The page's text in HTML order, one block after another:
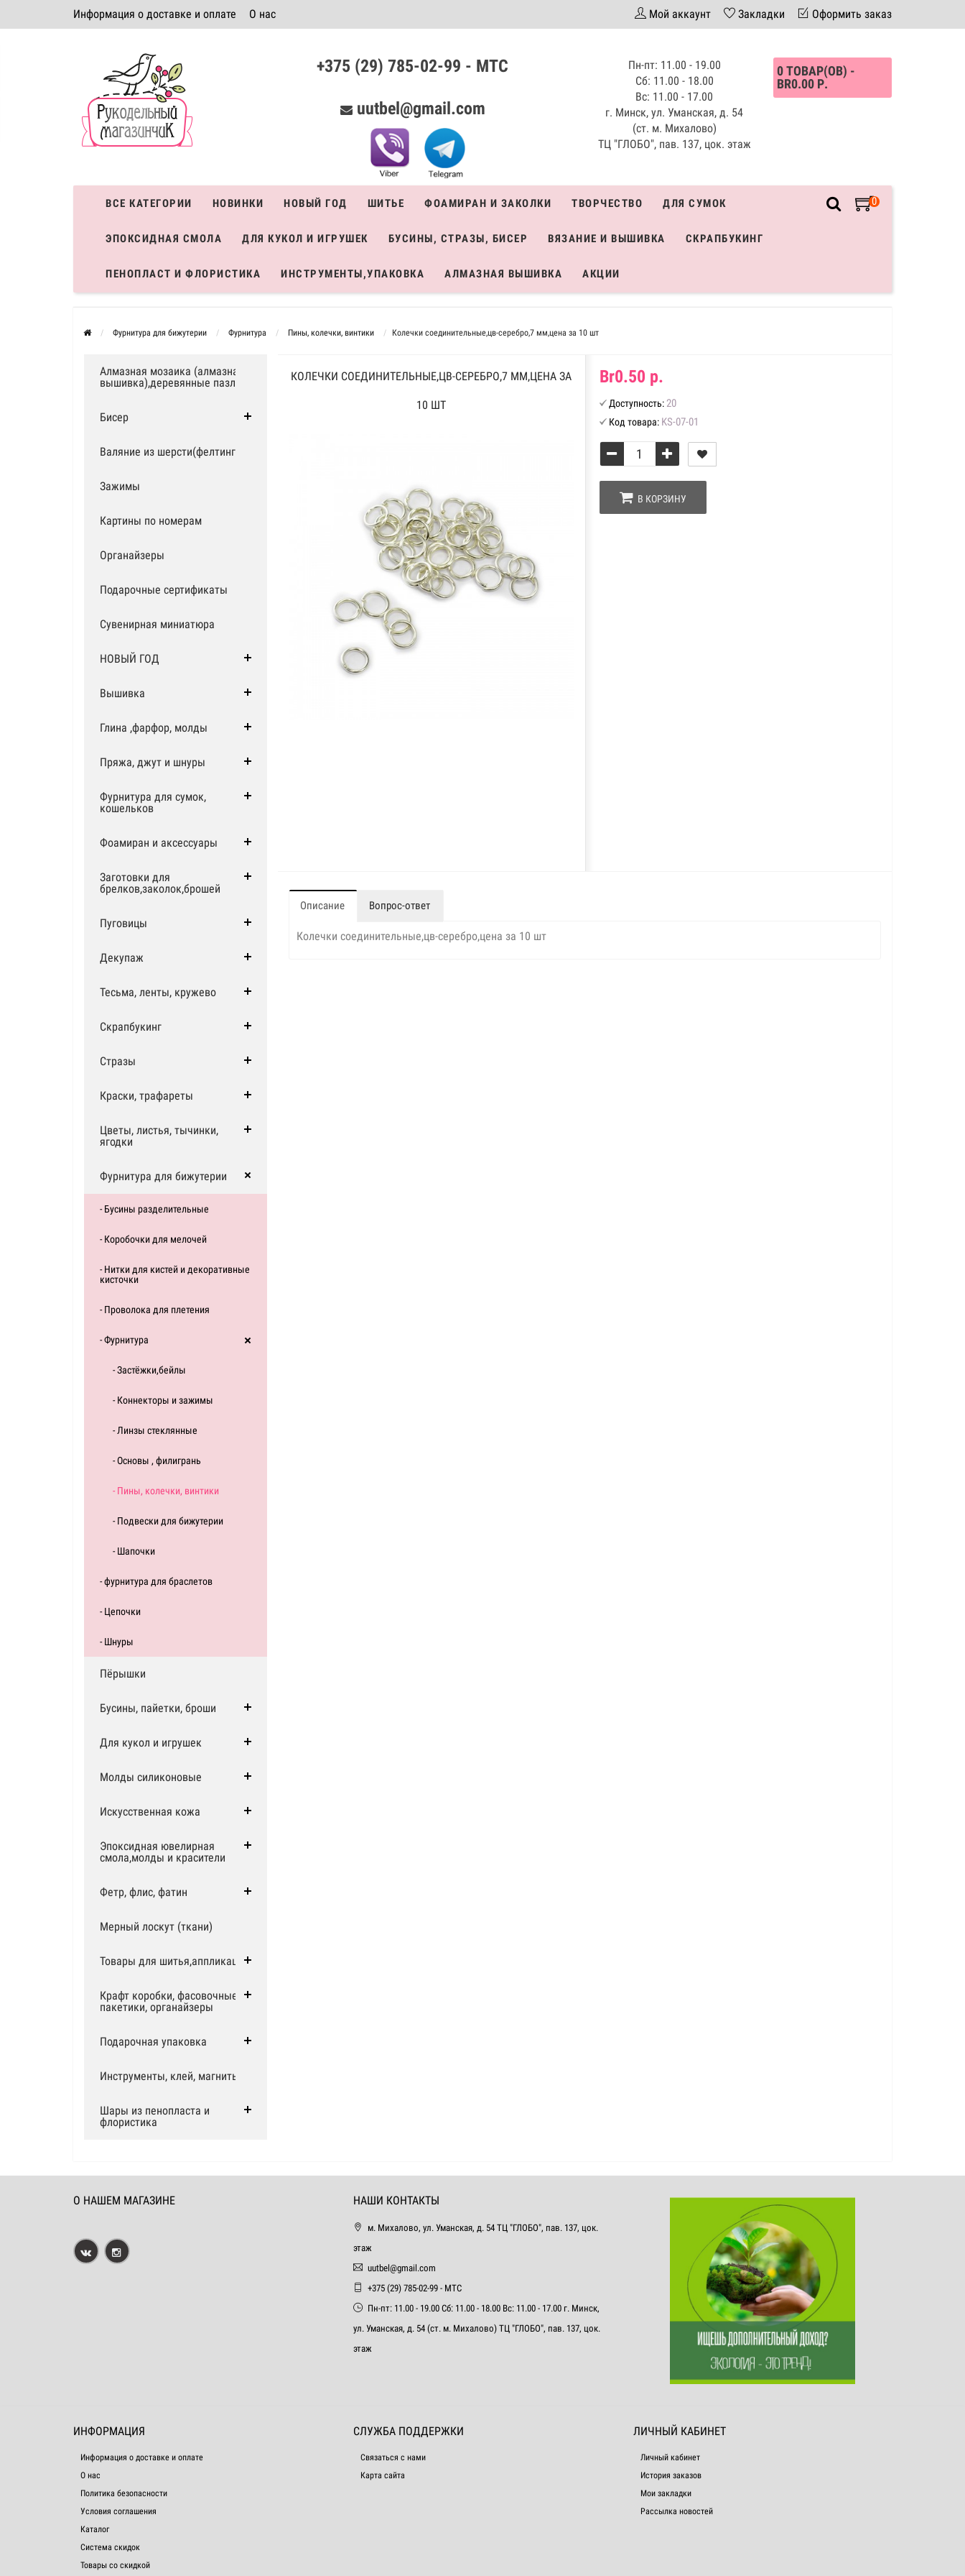
Информация о доставке и оплате О нас
Система скидок
Мой аккаунт Закладки Оформить заказ
+375 (29) 785-02-99 - МТС
uutbel@gmail.com
Пн-пт: 11.00 - 19.00
Сб: 11.00 - 18.00
Вс: 11.00 - 17.00
г. Минск, ул. Уманская, д. 54
(ст. м. Михалово)
ТЦ "ГЛОБО", пав. 137, цок. этаж
0 ТОВАР(ОВ) -
BR0.00 Р.
0
ВСЕ КАТЕГОРИИ НОВИНКИ НОВЫЙ ГОД ШИТЬЕ ФОАМИРАН И ЗАКОЛКИ ТВОРЧЕСТВО ДЛЯ СУМОК
ЭПОКСИДНАЯ СМОЛА ДЛЯ КУКОЛ И ИГРУШЕК БУСИНЫ, СТРАЗЫ, БИСЕР ВЯЗАНИЕ И ВЫШИВКА СКРАПБУКИНГ
ПЕНОПЛАСТ И ФЛОРИСТИКА ИНСТРУМЕНТЫ,УПАКОВКА АЛМАЗНАЯ ВЫШИВКА АКЦИИ
Фурнитура для бижутерии Фурнитура Пины, колечки, винтики Колечки соединительные,цв-серебро,7 мм,цена за 10 шт
Алмазная мозаика (алмазная
вышивка),деревянные пазлы
Бисер
Валяние из шерсти(фелтинг)
Зажимы
Картины по номерам
Органайзеры
Подарочные сертификаты
Сувенирная миниатюра
НОВЫЙ ГОД
Вышивка
Глина ,фарфор, молды
Пряжа, джут и шнуры
Фурнитура для сумок,
кошельков
Фоамиран и аксессуары
Заготовки для
брелков,заколок,брошей
Пуговицы
Декупаж
Тесьма, ленты, кружево
Скрапбукинг
Стразы
Краски, трафареты
Цветы, листья, тычинки,
ягодки
Фурнитура для бижутерии
- Бусины разделительные
- Коробочки для мелочей
- Нитки для кистей и декоративные
кисточки
- Проволока для плетения
- Фурнитура
- Застёжки,бейлы
- Коннекторы и зажимы
- Линзы стеклянные
- Основы , филигрань
- Пины, колечки, винтики
- Подвески для бижутерии
- Шапочки
- фурнитура для браслетов
- Цепочки
- Шнуры
Пёрышки
Бусины, пайетки, броши
Для кукол и игрушек
Молды силиконовые
Искусственная кожа
Эпоксидная ювелирная
смола,молды и красители
Фетр, флис, фатин
Мерный лоскут (ткани)
Товары для шитья,аппликации
Крафт коробки, фасовочные
пакетики, органайзеры
Подарочная упаковка
Инструменты, клей, магниты
Шары из пенопласта и
флористика
КОЛЕЧКИ СОЕДИНИТЕЛЬНЫЕ,ЦВ-СЕРЕБРО,7 ММ,ЦЕНА ЗА
10 ШТ
Br0.50 р.
Доступность:20
Код товара: KS-07-01
В КОРЗИНУ
Описание Вопрос-ответ
Колечки соединительные,цв-серебро,цена за 10 шт
О НАШЕМ МАГАЗИНЕ НАШИ КОНТАКТЫ
м. Михалово, ул. Уманская, д. 54 ТЦ "ГЛОБО", пав. 137, цок.
этаж
uutbel@gmail.com
+375 (29) 785-02-99 - МТС
Пн-пт: 11.00 - 19.00 Сб: 11.00 - 18.00 Вс: 11.00 - 17.00 г. Минск,
ул. Уманская, д. 54 (ст. м. Михалово) ТЦ "ГЛОБО", пав. 137, цок.
этаж
ИНФОРМАЦИЯ
Информация о доставке и оплате
О нас
Политика безопасности
Условия соглашения
Каталог
Система скидок
Товары со скидкой
СЛУЖБА ПОДДЕРЖКИ
Связаться с нами
Карта сайта
ЛИЧНЫЙ КАБИНЕТ
Личный кабинет
История заказов
Мои закладки
Рассылка новостей